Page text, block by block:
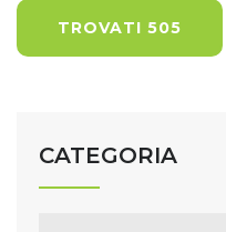
TROVATI 505
CATEGORIA